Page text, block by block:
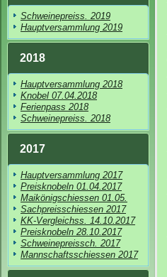
Schweinepreiss. 2019
Hauptversammlung 2019
2018
Hauptversammlung 2018
Knobel 07.04.2018
Ferienpass 2018
Schweinepreiss. 2018
2017
Hauptversammlung 2017
Preisknobeln 01.04.2017
Maikönigschiessen 01.05.
Sachpreisschiessen 2017
KK-Vergleichss. 14.10.2017
Preisknobeln 28.10.2017
Schweinepreissch. 2017
Mannschaftsschiessen 2017